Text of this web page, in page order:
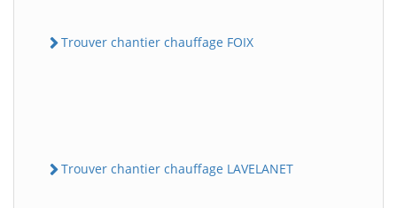
Trouver chantier chauffage FOIX
Trouver chantier chauffage LAVELANET